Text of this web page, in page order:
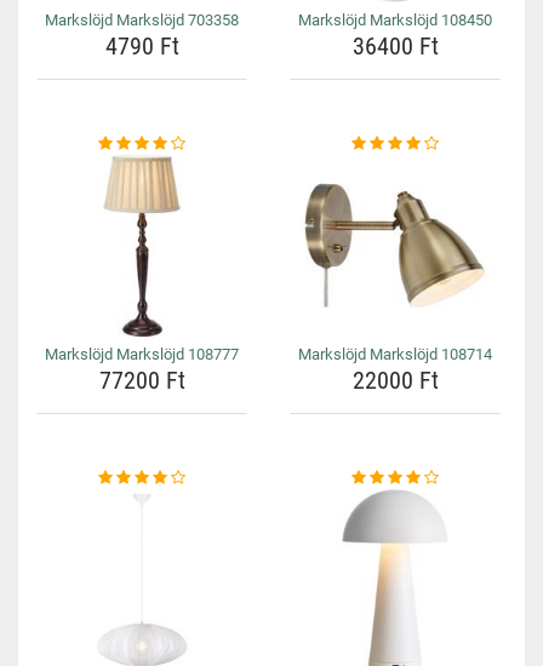
Markslöjd Markslöjd 703358
4790 Ft
Markslöjd Markslöjd 108450
36400 Ft
Markslöjd Markslöjd 108777
77200 Ft
Markslöjd Markslöjd 108714
22000 Ft